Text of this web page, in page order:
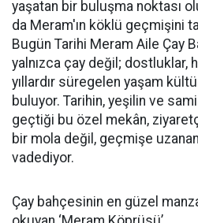
yaşatan bir buluşma noktası
da Meram'ın köklü geçmişini
Bugün Tarihi Meram Aile Çay
yalnızca çay değil; dostluklar,
yıllardır süregelen yaşam
buluyor. Tarihin, yeşilin ve
geçtiği bu özel mekân,
bir mola değil, geçmişe
vadediyor.
Çay bahçesinin en güzel